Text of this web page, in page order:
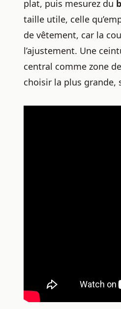
plat, puis mesurez du
taille utile, celle
de vêtement, car la
l’ajustement. Une
central comme zone
choisir la plus